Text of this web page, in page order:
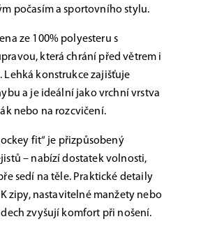
počasím a sportovního stylu.
ze 100% polyesteru s
která chrání před větrem i
Lehká konstrukce zajišťuje
a je ideální jako vrchní vrstva
nebo na rozcvičení.
fit“ je přizpůsobený
– nabízí dostatek volnosti,
sedí na těle. Praktické detaily
zipy, nastavitelné manžety nebo
zvyšují komfort při nošení.